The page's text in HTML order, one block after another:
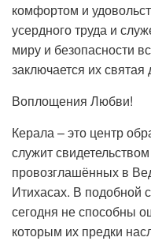
комфортом и
усердного труда и
миру и безопасности
заключается их святая
Воплощения Любви!
Керала – это центр
служит
провозглашённых в
Итихасах. В подобной
сегодня не способны
которым их предки